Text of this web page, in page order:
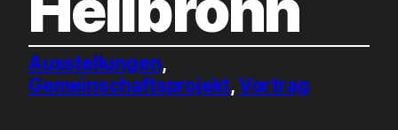
Ausstellungen ,
Gemeinschaftsprojekt, Vortrag